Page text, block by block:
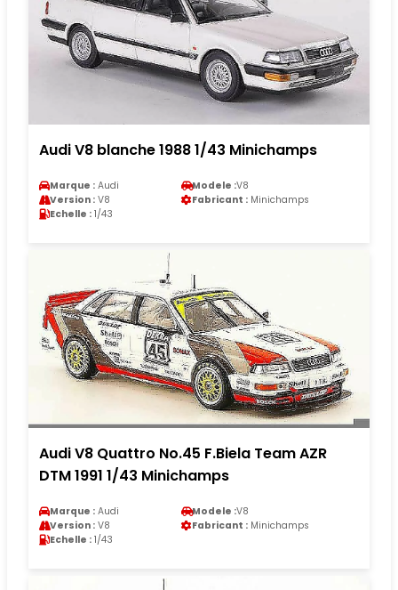
Audi V8 blanche 1988 1/43 Minichamps
Marque : Audi Modele :V8
Version : V8 Fabricant : Minichamps
Echelle : 1/43
Audi V8 Quattro No.45 F.Biela Team AZR
DTM 1991 1/43 Minichamps
Marque : Audi Modele :V8
Version : V8 Fabricant : Minichamps
Echelle : 1/43